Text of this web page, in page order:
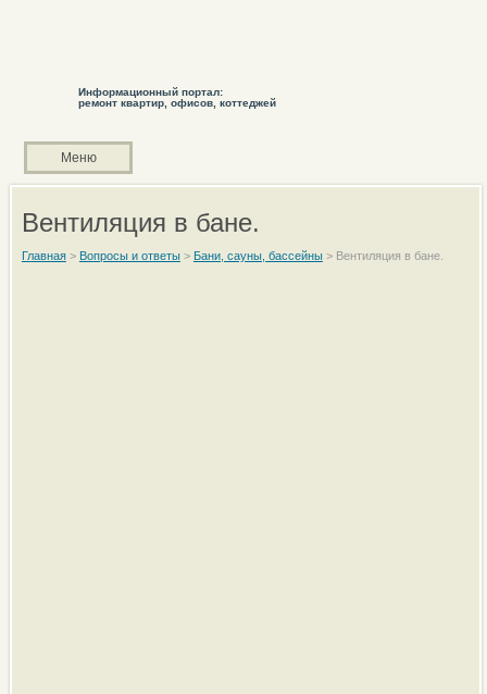
Информационный портал:
ремонт квартир, офисов, коттеджей
Меню
Вентиляция в бане.
Главная> Вопросы и ответы> Бани, сауны, бассейны> Вентиляция в бане.